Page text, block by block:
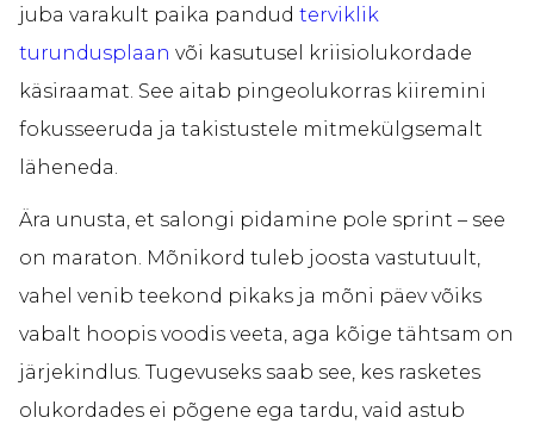
juba varakult paika pandud terviklik
turundusplaan või kasutusel kriisiolukordade
käsiraamat. See aitab pingeolukorras kiiremini
fokusseeruda ja takistustele mitmekülgsemalt
läheneda.
Ära unusta, et salongi pidamine pole sprint – see
on maraton. Mõnikord tuleb joosta vastutuult,
vahel venib teekond pikaks ja mõni päev võiks
vabalt hoopis voodis veeta, aga kõige tähtsam on
järjekindlus. Tugevuseks saab see, kes rasketes
olukordades ei põgene ega tardu, vaid astub